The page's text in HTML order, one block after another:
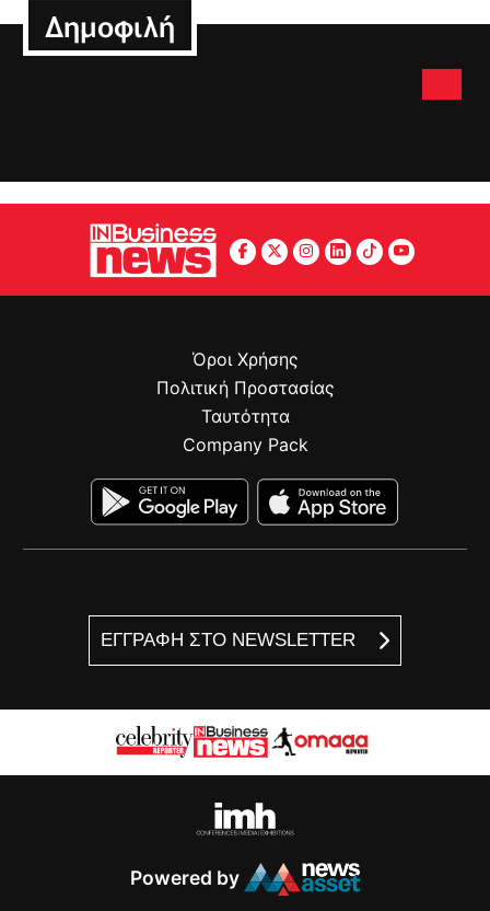
Δημοφιλή
ΕΓΓΡΑΦΗ ΣΤΟ NEWSLETTER
Όροι Χρήσης
Πολιτική Προστασίας
Ταυτότητα
Company Pack
Powered by